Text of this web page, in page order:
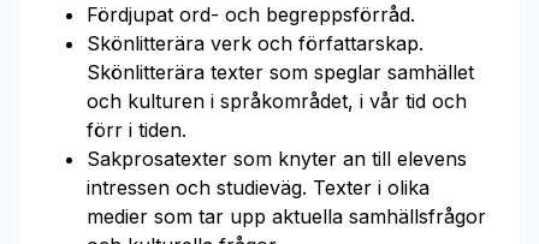
Fördjupat ord- och begreppsförråd.
Skönlitterära verk och författarskap.
Skönlitterära texter som speglar samhället
och kulturen i språkområdet, i vår tid och
förr i tiden.
Sakprosatexter som knyter an till elevens
intressen och studieväg. Texter i olika
medier som tar upp aktuella samhällsfrågor